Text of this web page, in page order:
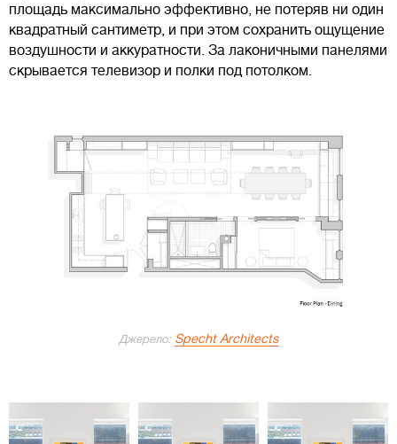
площадь максимально эффективно, не потеряв ни один
квадратный сантиметр, и при этом сохранить ощущение
воздушности и аккуратности. За лаконичными панелями
скрывается телевизор и полки под потолком.
Джерело: Specht Architects